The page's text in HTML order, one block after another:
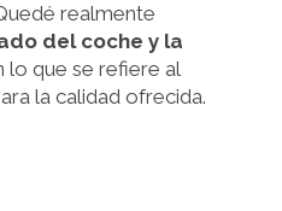
realmente
del coche y la
lo que se refiere al
la calidad ofrecida.